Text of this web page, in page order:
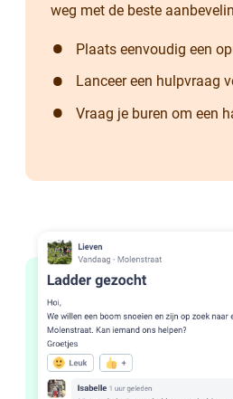
weg met de beste
Plaats eenvoudig een
Lanceer een hulpvraag
Vraag je buren om een